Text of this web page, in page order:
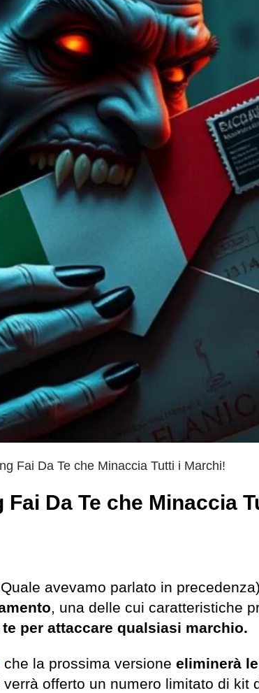
Fai Da Te che Minaccia Tutti i Marchi!
Da Te che Minaccia
avevamo parlato in
, una delle cui caratteristiche
per attaccare qualsiasi marchio.
che la prossima versione eliminerà
offerto un numero limitato di kit